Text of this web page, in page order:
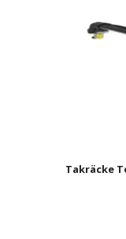
Takräcke